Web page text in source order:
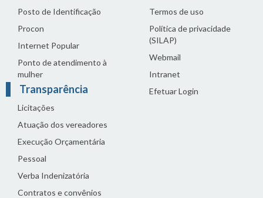
Posto de Identificação
Procon
Internet Popular
Ponto de atendimento à
mulher
Transparência
Licitações
Atuação dos vereadores
Execução Orçamentária
Pessoal
Verba Indenizatória
Contratos e convênios
Termos de uso
Política de privacidade
(SILAP)
Webmail
Intranet
Efetuar Login